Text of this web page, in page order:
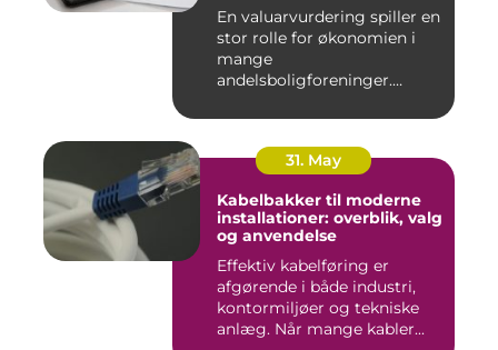
En valuarvurdering spiller en
stor rolle for økonomien i
mange
andelsboligforeninger.
31. May
Kabelbakker til moderne
installationer: overblik, valg
og anvendelse
Effektiv kabelføring er
afgørende i både industri,
kontormiljøer og tekniske
anlæg. Når mange kabler...